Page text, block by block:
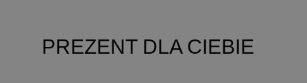
PREZENT DLA CIEBIE